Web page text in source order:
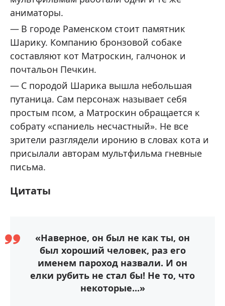
аниматоры.
В городе Раменском стоит памятник
Шарику. Компанию бронзовой собаке
составляют кот Матроскин, галчонок и
почтальон Печкин.
С породой Шарика вышла небольшая
путаница. Сам персонаж называет себя
простым псом, а Матроскин обращается к
собрату «спаниель несчастный». Не все
зрители разглядели иронию в словах кота и
присылали авторам мультфильма гневные
письма.
Цитаты
«Наверное, он был не как ты, он
был хороший человек, раз его
именем пароход назвали. И он
елки рубить не стал бы! Не то, что
некоторые...»